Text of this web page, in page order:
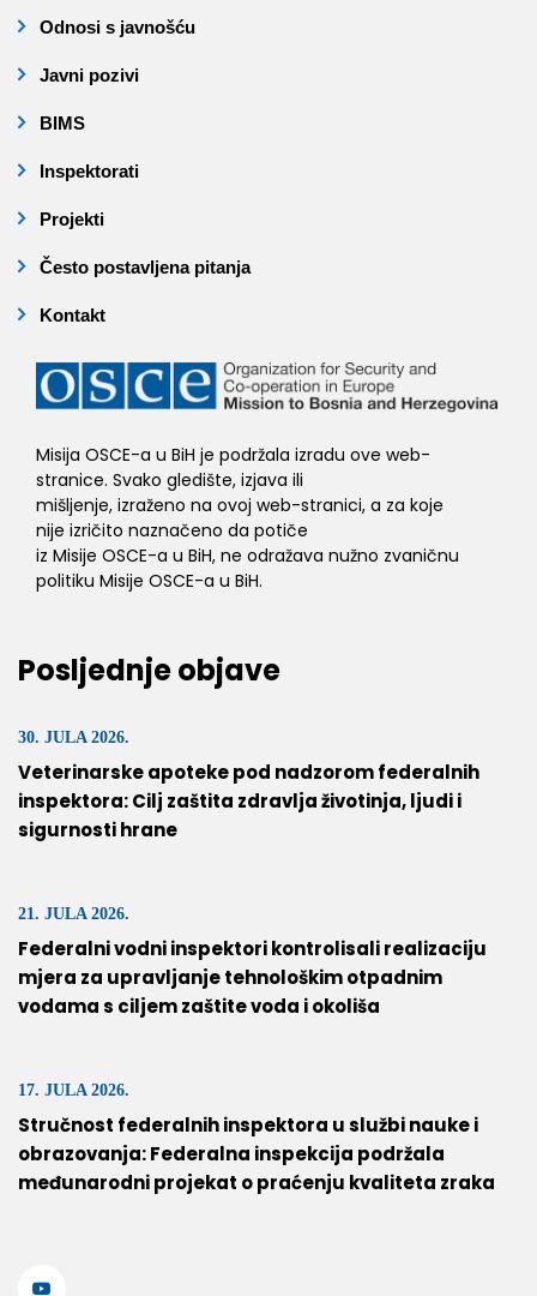
Odnosi s javnošću
Javni pozivi
BIMS
Inspektorati
Projekti
Često postavljena pitanja
Kontakt
Misija OSCE-a u BiH je podržala izradu ove web-
stranice. Svako gledište, izjava ili
mišljenje, izraženo na ovoj web-stranici, a za koje
nije izričito naznačeno da potiče
iz Misije OSCE-a u BiH, ne odražava nužno zvaničnu
politiku Misije OSCE-a u BiH.
Posljednje objave
30. JULA 2026.
Veterinarske apoteke pod nadzorom federalnih
inspektora: Cilj zaštita zdravlja životinja, ljudi i
sigurnosti hrane
21. JULA 2026.
Federalni vodni inspektori kontrolisali realizaciju
mjera za upravljanje tehnološkim otpadnim
vodama s ciljem zaštite voda i okoliša
17. JULA 2026.
Stručnost federalnih inspektora u službi nauke i
obrazovanja: Federalna inspekcija podržala
međunarodni projekat o praćenju kvaliteta zraka